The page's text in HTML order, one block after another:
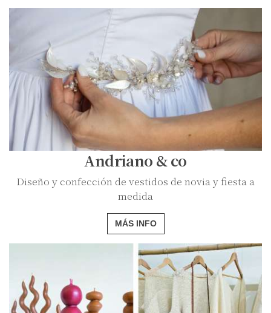
Andriano & co
Diseño y confección de vestidos de novia y fiesta a
medida
MÁS INFO